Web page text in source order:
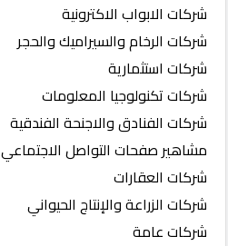
شركات الابواب الاكترونية
شركات الرخام والسيراميك والحجر
شركات استثمارية
شركات تكنولوجيا المعلومات
شركات الفنادق والاجنحة الفندقية
مشاهير صفحات التواصل الاجتماعي
شركات العقارات
شركات الزراعة والإنتاج الحيواني
شركات عامة